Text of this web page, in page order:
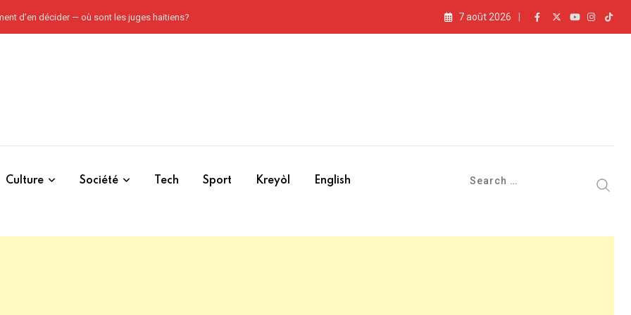
d’en décider — où sont les juges haitiens? 7 août 2026
Culture Société Tech Sport Kreyòl English